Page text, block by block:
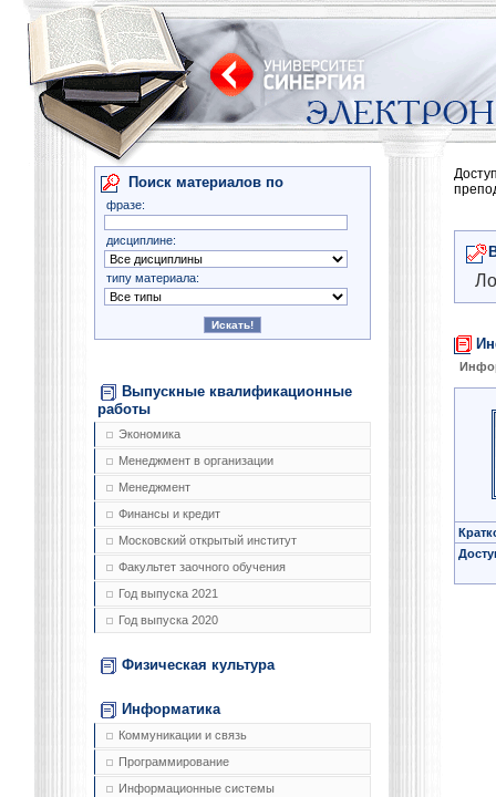
Поиск материалов по
фразе:
дисциплине:
типу материала:
Выпускные квалификационные
работы
Экономика
Менеджмент в организации
Менеджмент
Финансы и кредит
Московский открытый институт
Факультет заочного обучения
Год выпуска 2021
Год выпуска 2020
Физическая культура
Информатика
Коммуникации и связь
Программирование
Информационные системы